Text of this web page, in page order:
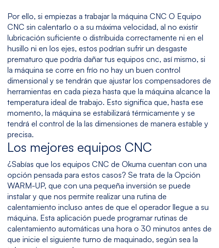
Por ello, si empiezas a trabajar la máquina CNC O Equipo
CNC sin calentarlo o a su máxima velocidad, al no existir
lubricación suficiente o distribuida correctamente ni en el
husillo ni en los ejes, estos podrían sufrir un desgaste
prematuro que podría dañar tus equipos cnc, así mismo, si
la máquina se corre en frío no hay un buen control
dimensional y se tendrán que ajustar los compensadores de
herramientas en cada pieza hasta que la máquina alcance la
temperatura ideal de trabajo. Esto significa que, hasta ese
momento, la máquina se estabilizará térmicamente y se
tendrá el control de la las dimensiones de manera estable y
precisa.
Los mejores equipos CNC
¿Sabías que los equipos CNC de Okuma cuentan con una
opción pensada para estos casos? Se trata de la Opción
WARM-UP, que con una pequeña inversión se puede
instalar y que nos permite realizar una rutina de
calentamiento incluso antes de que el operador llegue a su
máquina. Esta aplicación puede programar rutinas de
calentamiento automáticas una hora o 30 minutos antes de
que inicie el siguiente turno de maquinado, según sea la